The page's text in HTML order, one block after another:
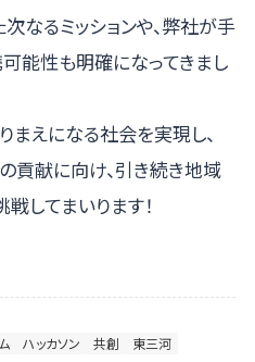
なるミッションや、弊社が手
能性も明確になってきまし
えになる社会を実現し、
貢献に向け、引き続き地域
してまいります！
ハッカソン 共創 東三河